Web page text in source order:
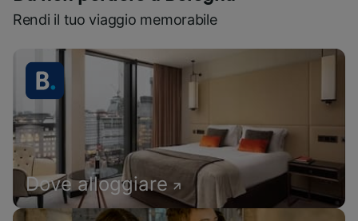
Rendi il tuo viaggio memorabile
Dove alloggiare